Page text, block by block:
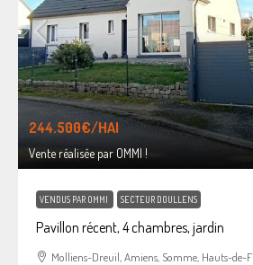
244.500€/HAI
Vente réalisée par OMMI !
VENDUS PAR OMMI SECTEUR DOULLENS
Pavillon récent, 4 chambres, jardin
Molliens-Dreuil, Amiens, Somme, Hauts-de-